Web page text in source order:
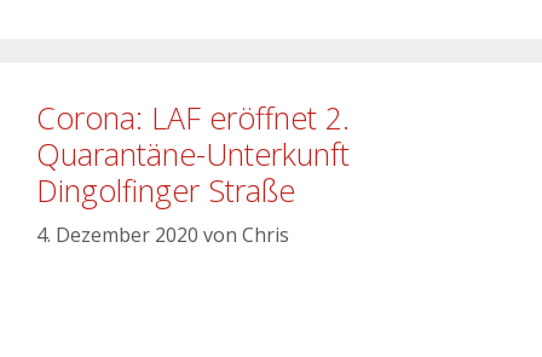
Corona: LAF eröffnet 2.
Quarantäne-Unterkunft
Dingolfinger Straße
4. Dezember 2020 von Chris